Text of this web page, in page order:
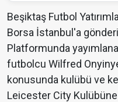
Beşiktaş Futbol
Borsa İstanbul'a
Platformunda
futbolcu Wilfred
konusunda kulübü ve
Leicester City